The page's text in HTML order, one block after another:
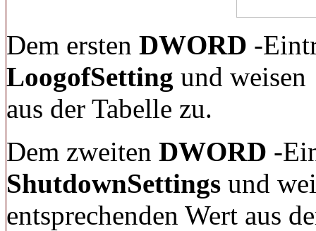
Dem ersten DWORD -
LoogofSetting und weisen
aus der Tabelle zu.
Dem zweiten DWORD -
ShutdownSettings und
entsprechenden Wert aus